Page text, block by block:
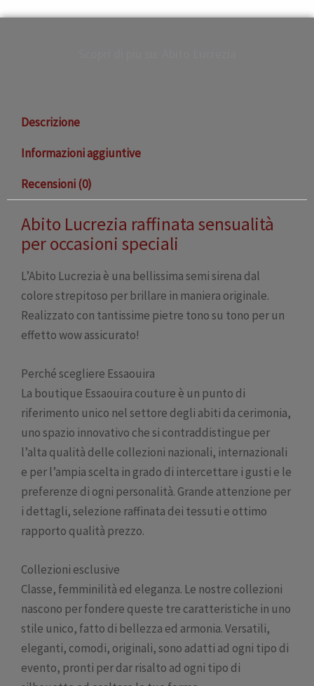
Descrizione
Informazioni aggiuntive
Recensioni (0)
Abito Lucrezia raffinata sensualità
per occasioni speciali
L’Abito Lucrezia è una bellissima semi sirena dal
colore strepitoso per brillare in maniera originale.
Realizzato con tantissime pietre tono su tono per un
effetto wow assicurato!
Perché scegliere Essaouira
La boutique Essaouira couture è un punto di
riferimento unico nel settore degli abiti da cerimonia,
uno spazio innovativo che si contraddistingue per
l’alta qualità delle collezioni nazionali, internazionali
e per l’ampia scelta in grado di intercettare i gusti e le
preferenze di ogni personalità. Grande attenzione per
i dettagli, selezione raffinata dei tessuti e ottimo
rapporto qualità prezzo.
Collezioni esclusive
Classe, femminilità ed eleganza. Le nostre collezioni
nascono per fondere queste tre caratteristiche in uno
stile unico, fatto di bellezza ed armonia. Versatili,
eleganti, comodi, originali, sono adatti ad ogni tipo di
evento, pronti per dar risalto ad ogni tipo di